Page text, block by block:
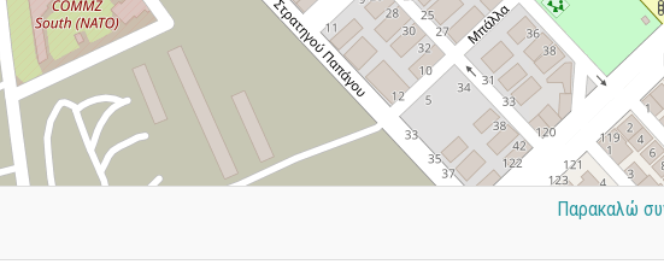
Παρακαλώ